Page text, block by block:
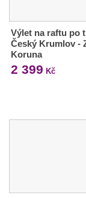
Výlet na raftu po
Český Krumlov -
Koruna
2 399 Kč